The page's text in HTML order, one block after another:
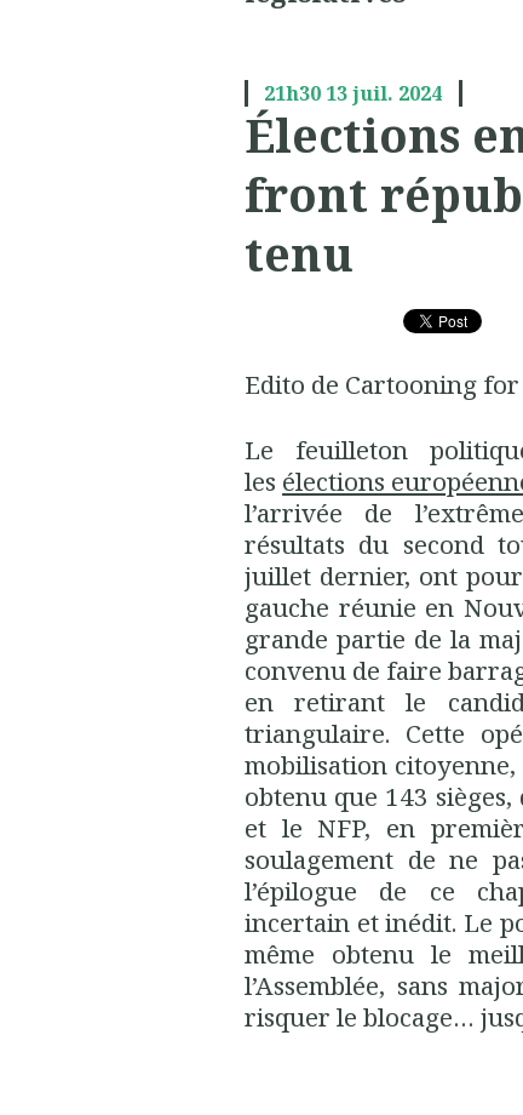
21h30 13juil. 2024
Élections
front
tenu
Edito de Cartooning
Le feuilleton
les élections
l’arrivée de
résultats du second
juillet dernier, ont
gauche réunie en
grande partie de la
convenu de faire
en retirant le
triangulaire. Cette
mobilisation citoyenne,
obtenu que 143
et le NFP, en
soulagement de ne
l’épilogue de ce
incertain et inédit. Le
même obtenu le
l’Assemblée, sans
risquer le blocage…